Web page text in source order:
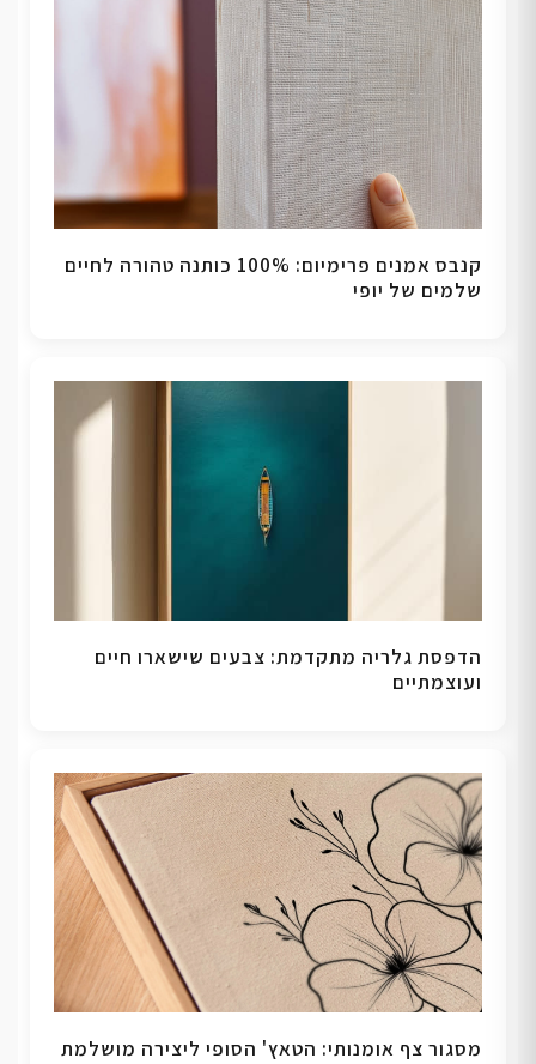
קנבס אמנים פרימיום: 100% כותנה טהורה לחיים
שלמים של יופי
הדפסת גלריה מתקדמת: צבעים שישארו חיים
ועוצמתיים
מסגור צף אומנותי: הטאץ' הסופי ליצירה מושלמת